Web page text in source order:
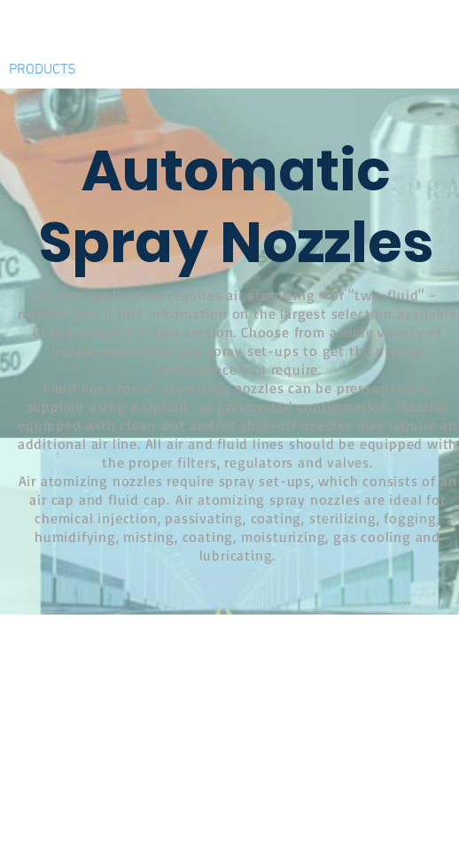
PRODUCTS
Automatic
Spray Nozzles
If your application requires air atomizing - or "two-fluid" -
nozzles, you'll find information on the largest selection available
in the industry in this section. Choose from a wide variety of
nozzle assemblies and spray set-ups to get the precise
performance you require.
Fluid lines for air atomizing nozzles can be pressurized or
supplied using a siphon- or gravity-fed configuration. Nozzles
equipped with clean-out and/or shut-off needles may require an
additional air line. All air and fluid lines should be equipped with
the proper filters, regulators and valves.
Air atomizing nozzles require spray set-ups, which consists of an
air cap and fluid cap. Air atomizing spray nozzles are ideal for
chemical injection, passivating, coating, sterilizing, fogging,
humidifying, misting, coating, moisturizing, gas cooling and
lubricating.